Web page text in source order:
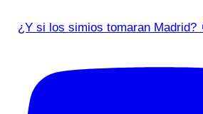
¿Y si los simios tomaran Madrid?